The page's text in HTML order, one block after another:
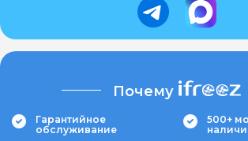
Почему
Гарантийное
обслуживание
500+